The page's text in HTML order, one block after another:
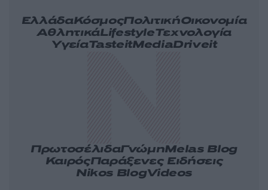
ΕλλάδαΚόσμοςΠολιτικήΟικονομία
ΑθλητικάLifestyleΤεχνολογία
ΥγείαTasteitMediaDriveit
ΠρωτοσέλιδαΓνώμηMelas Blog
ΚαιρόςΠαράξενες Ειδήσεις
Nikos BlogVideos